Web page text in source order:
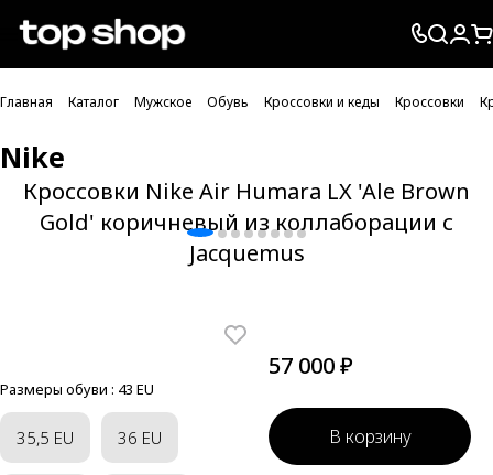
Проверка хлебных крошек
Главная Каталог Мужское Обувь Кроссовки и кеды Кроссовки
Nike
Кроссовки Nike Air Humara LX 'Ale Brown
Gold' коричневый из коллаборации с
Jacquemus
Размеры обуви : 43 EU
35,5 EU 36 EU
57 000 ₽
В корзину